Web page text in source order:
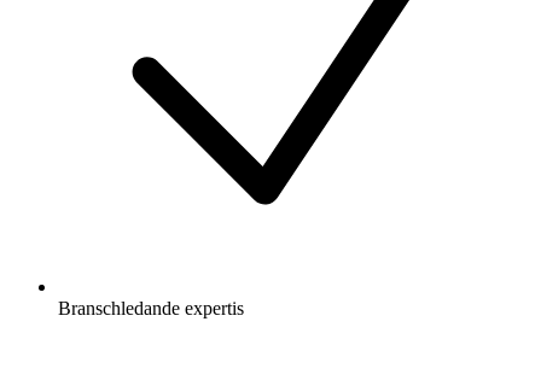
Branschledande expertis